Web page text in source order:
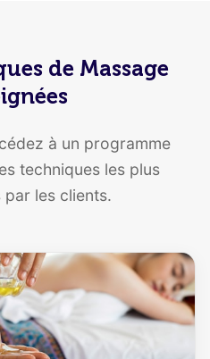
de Massage
à un programme
techniques les plus
les clients.